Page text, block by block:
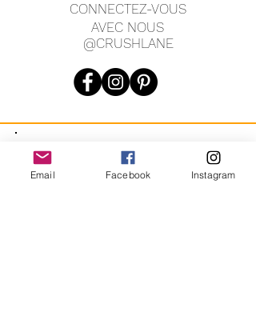
CONNECTEZ-VOUS
AVEC NOUS
@CRUSHLANE
JOIN OUR MAILING LIST
Email Facebook Instagram